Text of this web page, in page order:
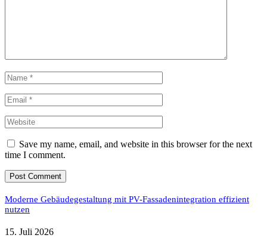
Save my name, email, and website in this browser for the next
time I comment.
Moderne Gebäudegestaltung mit PV-Fassadenintegration effizient
nutzen
15. Juli 2026